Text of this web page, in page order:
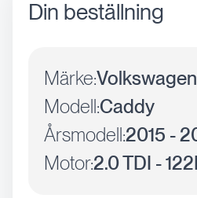
Din beställning
Märke:Volkswagen
Modell:Caddy
Årsmodell:2015 -
Motor:2.0 TDI -